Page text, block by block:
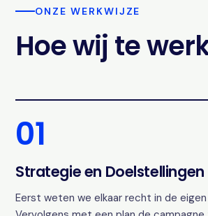
ONZE WERKWIJZE
Hoe wij te
01
Strategie en Doelstellingen
Eerst weten we elkaar recht in de